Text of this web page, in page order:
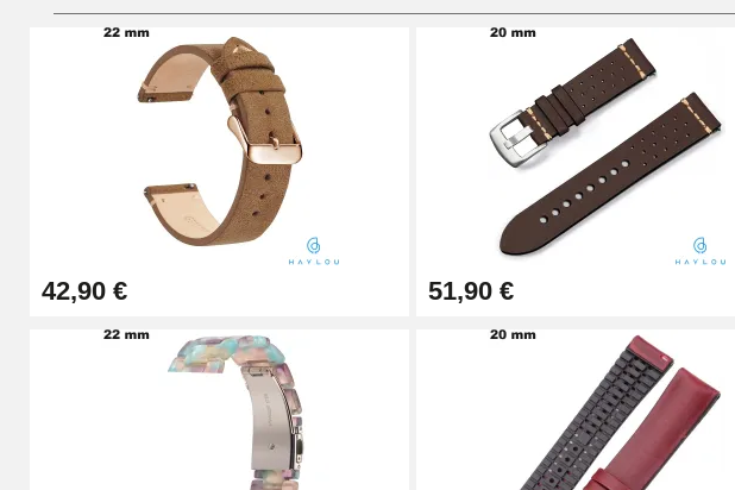
Pied à Coulisse Numérique
9,90 €
Kit Horlogerie Débutant
26,90 €
Boîte Pompe Bracelet Montre - Diamètre 1,50 mm - 8 à 25 mm
14,08 €
Boîte Pompe pour Bracelet Montre - Diamètre 1,80 mm - 8 à 25 mm
19,90 €
42,90 € 51,90 €